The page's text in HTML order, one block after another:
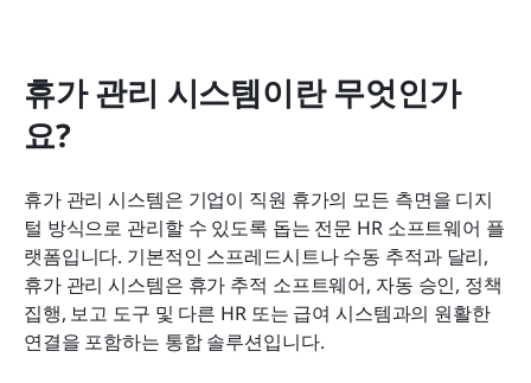
휴가 관리 시스템이란 무엇인가
요?
휴가 관리 시스템은 기업이 직원 휴가의 모든 측면을 디지
털 방식으로 관리할 수 있도록 돕는 전문 HR 소프트웨어 플
랫폼입니다. 기본적인 스프레드시트나 수동 추적과 달리,
휴가 관리 시스템은 휴가 추적 소프트웨어, 자동 승인, 정책
집행, 보고 도구 및 다른 HR 또는 급여 시스템과의 원활한
연결을 포함하는 통합 솔루션입니다.